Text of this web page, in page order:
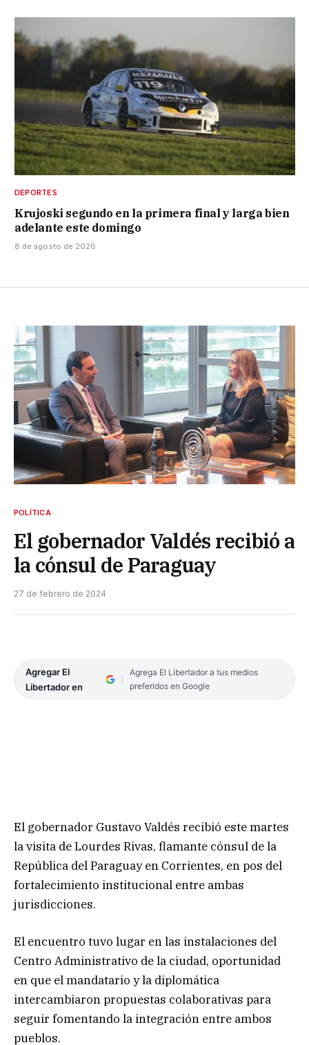
DEPORTES
Krujoski segundo en la primera final y larga bien
adelante este domingo
8 de agosto de 2026
POLÍTICA
El gobernador Valdés recibió a
la cónsul de Paraguay
27 de febrero de 2024
Agregar El
Libertador en
Agrega El Libertador a tus medios
preferidos en Google
El gobernador Gustavo Valdés recibió este martes
la visita de Lourdes Rivas, flamante cónsul de la
República del Paraguay en Corrientes, en pos del
fortalecimiento institucional entre ambas
jurisdicciones.
El encuentro tuvo lugar en las instalaciones del
Centro Administrativo de la ciudad, oportunidad
en que el mandatario y la diplomática
intercambiaron propuestas colaborativas para
seguir fomentando la integración entre ambos
pueblos.